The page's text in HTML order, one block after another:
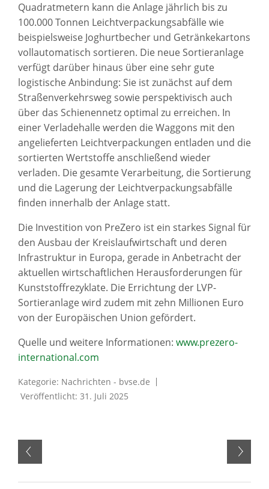
Quadratmetern kann die Anlage jährlich bis zu
100.000 Tonnen Leichtverpackungsabfälle wie
beispielsweise Joghurtbecher und Getränkekartons
vollautomatisch sortieren. Die neue Sortieranlage
verfügt darüber hinaus über eine sehr gute
logistische Anbindung: Sie ist zunächst auf dem
Straßenverkehrsweg sowie perspektivisch auch
über das Schienennetz optimal zu erreichen. In
einer Verladehalle werden die Waggons mit den
angelieferten Leichtverpackungen entladen und die
sortierten Wertstoffe anschließend wieder
verladen. Die gesamte Verarbeitung, die Sortierung
und die Lagerung der Leichtverpackungsabfälle
finden innerhalb der Anlage statt.
Die Investition von PreZero ist ein starkes Signal für
den Ausbau der Kreislaufwirtschaft und deren
Infrastruktur in Europa, gerade in Anbetracht der
aktuellen wirtschaftlichen Herausforderungen für
Kunststoffrezyklate. Die Errichtung der LVP-
Sortieranlage wird zudem mit zehn Millionen Euro
von der Europäischen Union gefördert.
Quelle und weitere Informationen: www.prezero-
international.com
Kategorie: Nachrichten - bvse.de
Veröffentlicht: 31. Juli 2025